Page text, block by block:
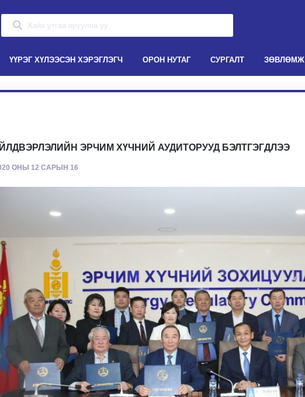
ҮҮРЭГ ХҮЛЭЭСЭН ХЭРЭГЛЭГЧ ОРОН НУТАГ СУРГАЛТ ЗӨВЛӨМЖ
ЭРЧИМ ХҮЧНИЙ АУДИТОРУУД БЭЛТГЭГДЛЭЭ
ОНЫ 12 САРЫН 16